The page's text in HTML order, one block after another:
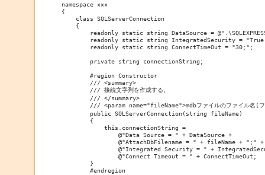
namespace ×××
{
    class SQLServerConnection
    {
readonly static string DataSource =
readonly static string IntegratedSecurity =
        readonly static string ConnectTimeOut = "30;";
        private string connectionString;
        #region Constructor
        /// <summary>
        /// 接続文字列を作成する。
        /// </summary>
/// <param name="fileName">mdbファイルのファイル名(
        public SQLServerConnection(string fileName)
        {
            this.connectionString =
                @"Data Source = " + DataSource +
                @"AttachDbFilename = " + fileName + ";" +
@"Integrated Security = " +
                @"Connect Timeout = " + ConnectTimeOut;
        }
        #endregion